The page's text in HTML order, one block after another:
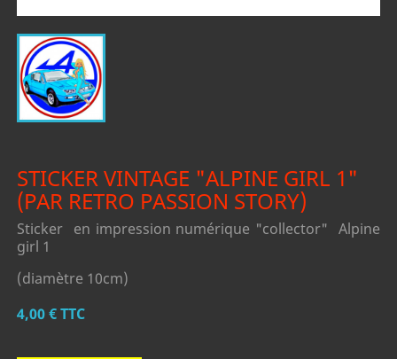
STICKER VINTAGE "ALPINE GIRL 1"
(PAR RETRO PASSION STORY)
Sticker en impression numérique "collector" Alpine
girl 1
(diamètre 10cm)
4,00 €TTC